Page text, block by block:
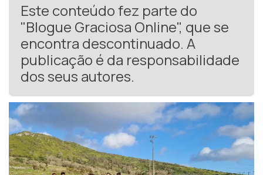
Este conteúdo fez parte do
"Blogue Graciosa Online", que se
encontra descontinuado. A
publicação é da responsabilidade
dos seus autores.